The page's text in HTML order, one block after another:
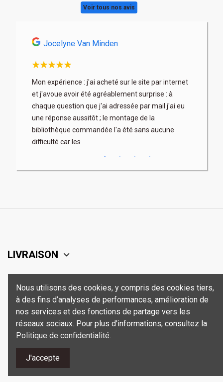
Voir tous nos avis
Jocelyne Van Minden
Mon expérience : j'ai acheté sur le site par internet
et j'avoue avoir été agréablement surprise : à
chaque question que j'ai adressée par mail j'ai eu
une réponse aussitôt ; le montage de la
bibliothèque commandée l'a été sans aucune
difficulté car les
LIVRAISON
SUPPORT
SÉCURITÉ
CONTACT
Nous utilisons des cookies, y compris des cookies tiers,
à des fins d’analyses de performances, amélioration de
nos services et des fonctions de partage vers les
réseaux sociaux. Pour plus d'informations, consultez la
Politique de confidentialité.
J'accepte